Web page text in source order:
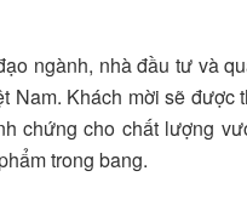
ngành, nhà đầu tư và
Nam. Khách mời sẽ
chứng cho chất lượng
trong bang.